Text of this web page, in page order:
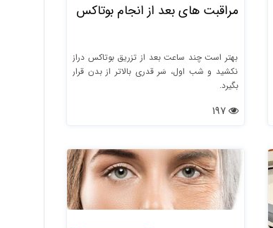
مراقبت های بعد از انجام بوتاکس
بهتر است چند ساعت بعد از تزریق بوتاکس دراز
نکشید و شب اول، سَر قدری بالاتر از بدن قرار
بگیرد.
197